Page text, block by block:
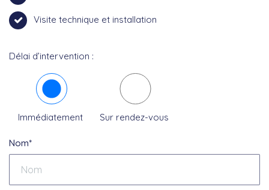
Visite technique et installation
Délai d’intervention :
Immédiatement Sur rendez-vous
Nom*